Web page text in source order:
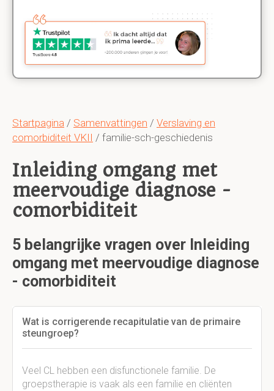
Startpagina / Samenvattingen / Verslaving en
comorbiditeit VKII / familie-sch-geschiedenis
Inleiding omgang met
meervoudige diagnose -
comorbiditeit
5 belangrijke vragen over Inleiding
omgang met meervoudige diagnose
- comorbiditeit
Wat is corrigerende recapitulatie van de primaire
steungroep?
Veel CL hebben een disfunctionele familie. De
groepstherapie is vaak als een familie en cliënten